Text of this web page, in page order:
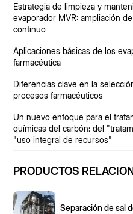
Estrategia de limpieza y
evaporador MVR: ampliación
continuo
Aplicaciones básicas de los
farmacéutica
Diferencias clave en la
procesos farmacéuticos
Un nuevo enfoque para el
químicas del carbón: del
"uso integral de recursos"
PRODUCTOS
Separación de sal